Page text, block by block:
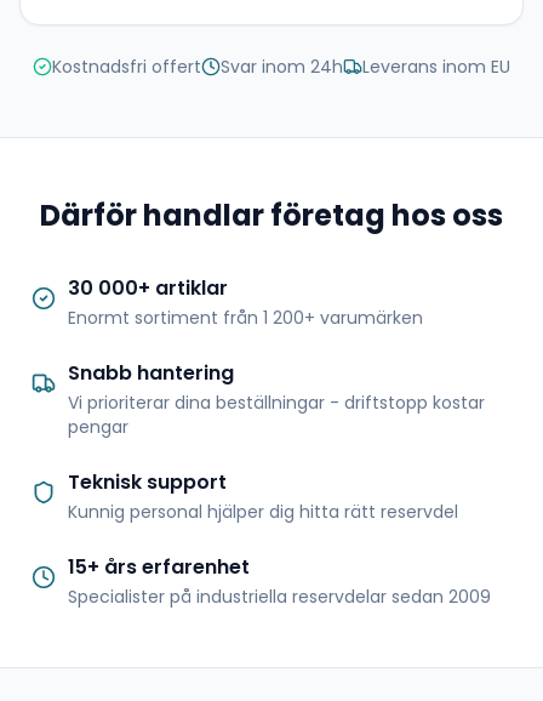
Kostnadsfri offert Svar inom 24h Leverans inom EU
Därför handlar företag hos oss
30 000+ artiklar
Enormt sortiment från 1 200+ varumärken
Snabb hantering
Vi prioriterar dina beställningar - driftstopp kostar
pengar
Teknisk support
Kunnig personal hjälper dig hitta rätt reservdel
15+ års erfarenhet
Specialister på industriella reservdelar sedan 2009